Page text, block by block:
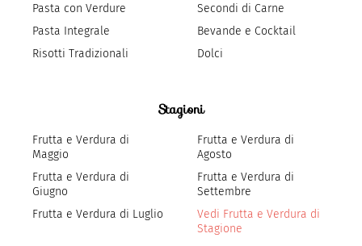
Pasta con Verdure
Pasta Integrale
Risotti Tradizionali
Secondi di Carne
Bevande e Cocktail
Dolci
Stagioni
Frutta e Verdura di
Maggio
Frutta e Verdura di
Giugno
Frutta e Verdura di Luglio
Frutta e Verdura di
Agosto
Frutta e Verdura di
Settembre
Vedi Frutta e Verdura di
Stagione